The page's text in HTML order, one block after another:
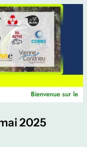
Bienvenue sur le
2025